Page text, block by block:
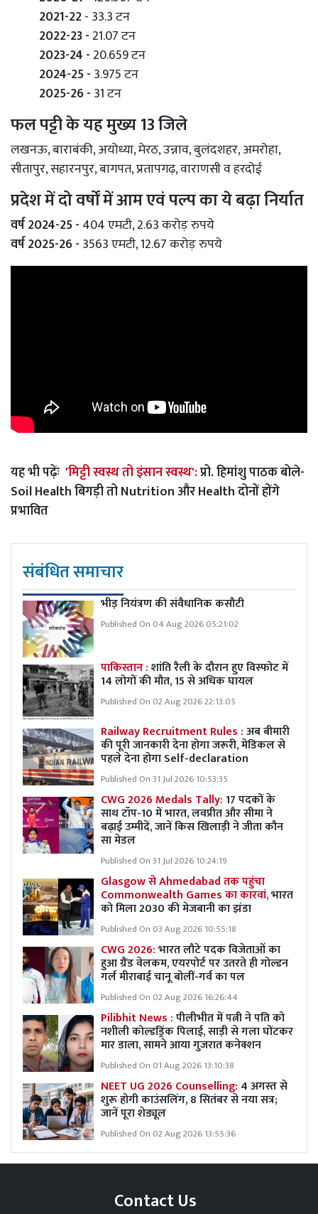
2021-22- 33.3 टन
2022-23 - 21.07 टन
2023-24 - 20.659 टन
2024-25 - 3.975 टन
2025-26 - 31 टन
फल पट्टी के यह मुख्य 13 जिले
लखनऊ, बाराबंकी, अयोध्या, मेरठ, उन्नाव, बुलंदशहर, अमरोहा,
सीतापुर, सहारनपुर, बागपत, प्रतापगढ़, वाराणसी व हरदोई
प्रदेश में दो वर्षों में आम एवं पल्प का ये बढ़ा निर्यात
वर्ष 2024-25 - 404 एमटी, 2.63 करोड़ रुपये
वर्ष 2025-26 - 3563 एमटी, 12.67 करोड़ रुपये
यह भी पढ़ेंः 'मिट्टी स्वस्थ तो इंसान स्वस्थ':प्रो. हिमांशु पाठक बोले-
Soil Health बिगड़ी तो Nutrition और Health दोनों होंगे
प्रभावित
संबंधित समाचार
भीड़ नियंत्रण की संवैधानिक कसौटी
Published On 04 Aug 2026 05:21:02
पाकिस्तान :शांति रैली के दौरान हुए विस्फोट में
14 लोगों की मौत, 15 से अधिक घायल
Published On 02 Aug 2026 22:13:05
Railway Recruitment Rules :अब बीमारी
की पूरी जानकारी देना होगा जरूरी, मेडिकल से
पहले देना होगा Self-declaration
Published On 31 Jul 2026 10:53:35
CWG 2026 Medals Tally:17 पदकों के
साथ टॉप-10 में भारत, लवप्रीत और सीमा ने
बढ़ाई उम्मीदें, जानें किस खिलाड़ी ने जीता कौन
सा मेडल
Published On 31 Jul 2026 10:24:19
Glasgow से Ahmedabad तक पहुंचा
Commonwealth Games का कारवां,भारत
को मिला 2030 की मेजबानी का झंडा
Published On 03 Aug 2026 10:55:18
CWG 2026:भारत लौटे पदक विजेताओं का
हुआ ग्रैंड वेलकम, एयरपोर्ट पर उतरते ही गोल्डन
गर्ल मीराबाई चानू बोलीं-गर्व का पल
Published On 02 Aug 2026 16:26:44
Pilibhit News :पीलीभीत में पत्नी ने पति को
नशीली कोल्डड्रिंक पिलाई, साड़ी से गला घोंटकर
मार डाला, सामने आया गुजरात कनेक्शन
Published On 01 Aug 2026 13:10:38
NEET UG 2026 Counselling: 4 अगस्त से
शुरू होगी काउंसलिंग, 8 सितंबर से नया सत्र;
जानें पूरा शेड्यूल
Published On 02 Aug 2026 13:55:36
Contact Us